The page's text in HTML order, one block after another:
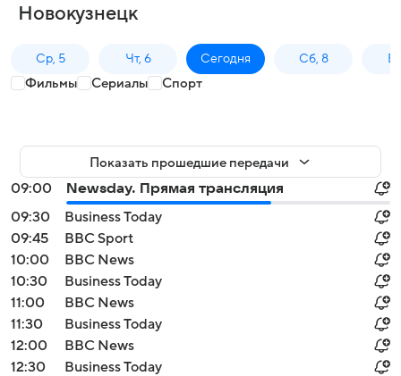
Новокузнецк
Ср, 5 Чт, 6 Сегодня Сб, 8
Фильмы Сериалы Спорт
Показать прошедшие передачи
09:00
Newsday. Прямая трансляция
09:30
Business Today
09:45
BBC Sport
10:00
BBC News
10:30
Business Today
11:00
BBC News
11:30
Business Today
12:00
BBC News
12:30
Business Today